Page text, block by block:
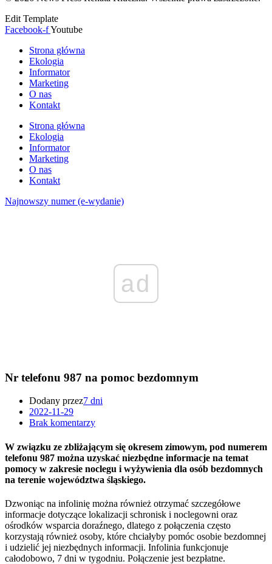
Edit Template
Facebook-fYoutube
Strona główna
Ekologia
Informator
Marketing
O nas
Kontakt
Strona główna
Ekologia
Informator
Marketing
O nas
Kontakt
Najnowszy numer (e-wydanie)
ad
Nr telefonu 987 na pomoc bezdomnym
Dodany przez7 dni
2022-11-29
Brak komentarzy
W związku ze zbliżającym się okresem zimowym, pod numerem
telefonu 987 można uzyskać niezbędne informacje na temat
pomocy w zakresie noclegu i wyżywienia dla osób bezdomnych
na terenie województwa śląskiego.
Dzwoniąc na infolinię można również otrzymać szczegółowe
informacje dotyczące lokalizacji schronisk i noclegowni oraz
ośrodków wsparcia doraźnego, dlatego z połączenia często
korzystają również osoby, które chciałyby pomóc osobie bezdomnej
i udzielić jej niezbędnych informacji. Infolinia funkcjonuje
całodobowo, 7 dni w tygodniu. Połączenie jest bezpłatne.